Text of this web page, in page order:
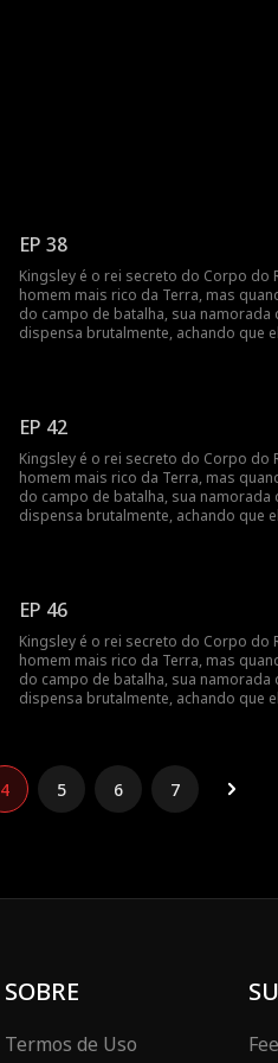
EP 38
Kingsley é o rei secreto do Corpo do
homem mais rico da Terra, mas
do campo de batalha, sua namorada
dispensa brutalmente, achando que
EP 42
Kingsley é o rei secreto do Corpo do
homem mais rico da Terra, mas
do campo de batalha, sua namorada
dispensa brutalmente, achando que
EP 46
Kingsley é o rei secreto do Corpo do
homem mais rico da Terra, mas
do campo de batalha, sua namorada
dispensa brutalmente, achando que
4 5 6 7
SOBRE
Termos de Uso